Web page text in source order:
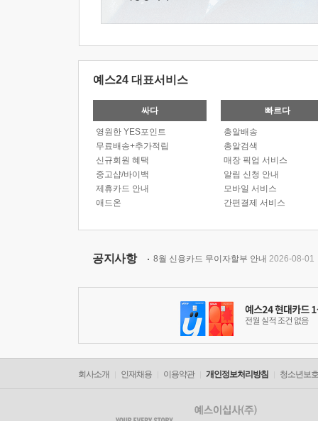
예스24 대표서비스
싸다
영원한 YES포인트
무료배송+추가적립
신규회원 혜택
중고샵/바이백
제휴카드 안내
애드온
빠르다
총알배송
총알검색
매장 픽업 서비스
알림 신청 안내
모바일 서비스
간편결제 서비스
공지사항 8월 신용카드 무이자할부 안내 2026-08-01
회사소개 인재채용 이용약관 개인정보처리방침 청소년보